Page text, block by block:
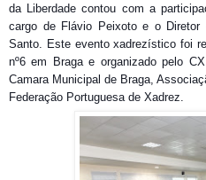
da Liberdade contou com a
cargo de Flávio Peixoto e o
Santo. Este evento xadrezísticofoi
nº6 em Braga e organizado pelo
Camara Municipal de Braga,
Federação Portuguesa de Xadrez.